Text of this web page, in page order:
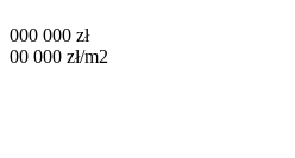
000 000 zł
00 000 zł/m2